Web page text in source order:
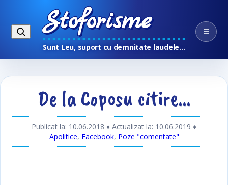
Stoforisme
Sunt Leu, suport cu demnitate laudele…
☰
De la Coposu citire…
Publicat la: 10.06.2018 ♦ Actualizat la: 10.06.2019 ♦
Apolitice, Facebook, Poze "comentate"